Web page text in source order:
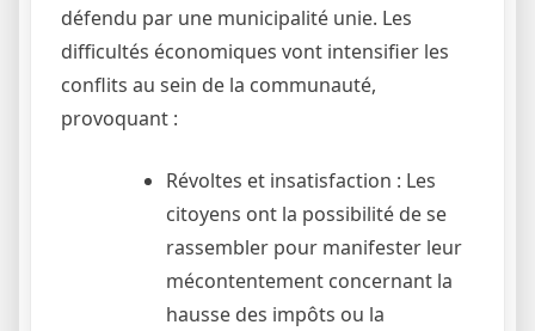
défendu par une municipalité unie. Les
difficultés économiques vont intensifier les
conflits au sein de la communauté,
provoquant :
Révoltes et insatisfaction : Les
citoyens ont la possibilité de se
rassembler pour manifester leur
mécontentement concernant la
hausse des impôts ou la